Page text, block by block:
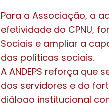
Para a Associação, a
efetividade do CPNU,
Sociais e ampliar a
das políticas sociais.
A ANDEPS reforça
dos servidores e do
diálogo institucional